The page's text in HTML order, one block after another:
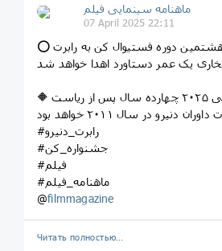
ماهنامه سینمایی فیلم
07 April 2025 22:11
⭕️ در افتتاحیه هفتاد و هشتمین دوره فستیوال کن به رابرت
🔶 این مراسم ۱۳ می ۲۰۲۵ چهارده سال پس از ریاست
#رابرت_دنیرو
#جشنواره_کن
#فیلم
#ماهنامه_فیلم
@filmmagazine
Читать полностью…